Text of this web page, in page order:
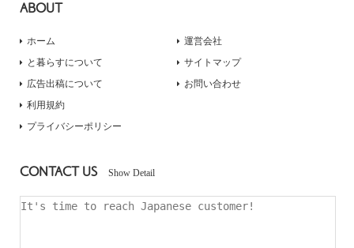
ABOUT
ホーム
と暮らすについて
広告出稿について
運営会社
サイトマップ
お問い合わせ
利用規約
プライバシーポリシー
CONTACT US Show Detail